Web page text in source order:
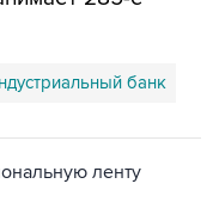
банк
ленту